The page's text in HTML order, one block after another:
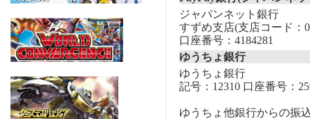
ジャパンネット銀行
すずめ支店(支店コード：
口座番号：4184281
ゆうちょ銀行
ゆうちょ銀行
記号：12310 口座番号：
ゆうちょ他銀行からの振